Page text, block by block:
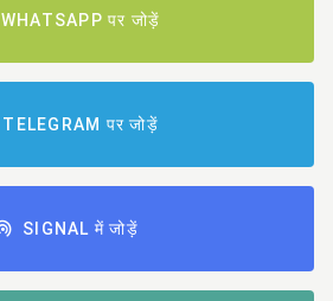
WHATSAPP पर जोड़ें
TELEGRAM पर जोड़ें
SIGNAL में जोड़ें